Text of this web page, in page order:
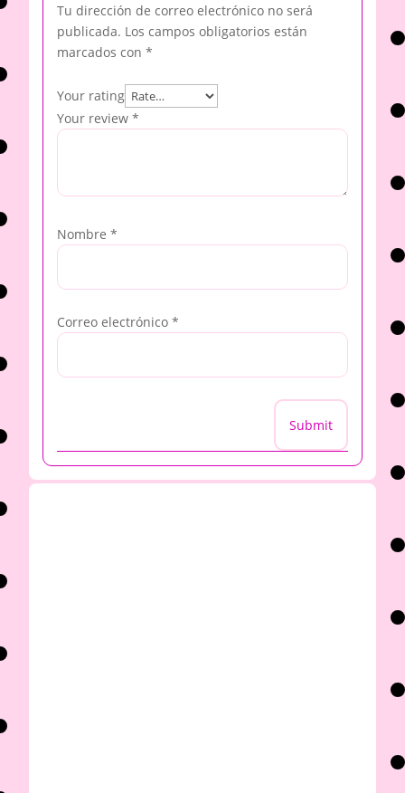
Tu dirección de correo electrónico no será
publicada. Los campos obligatorios están
marcados con *
Your rating
Your review *
Nombre *
Correo electrónico *
Submit